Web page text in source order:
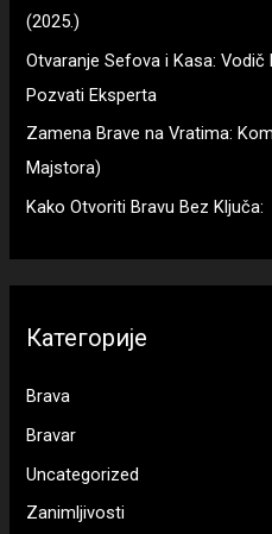
(2025.)
Otvaranje Sefova i Kasa:
Pozvati Eksperta
Zamena Brave na Vratima:
Majstora)
Kako Otvoriti Bravu Bez Ključa:
Категорије
Brava
Bravar
Uncategorized
Zanimljivosti